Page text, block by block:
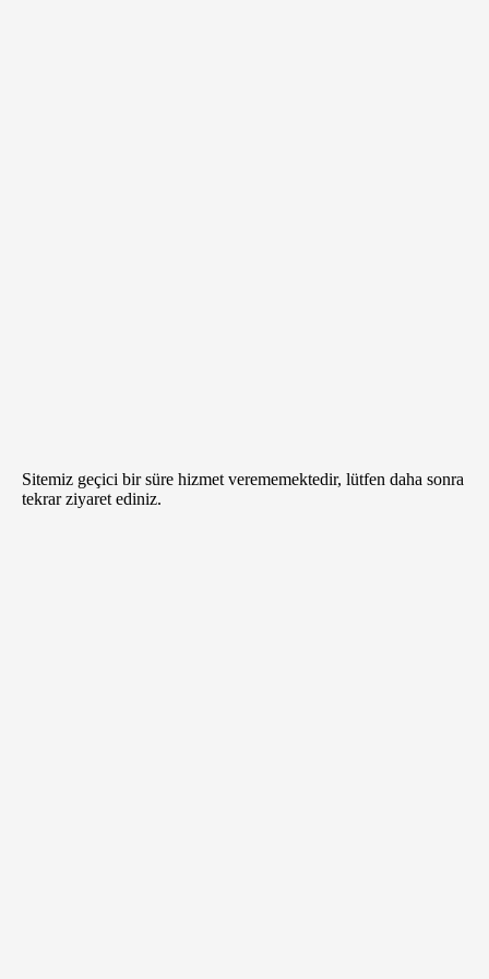
Sitemiz geçici bir süre hizmet verememektedir, lütfen daha sonra
tekrar ziyaret ediniz.